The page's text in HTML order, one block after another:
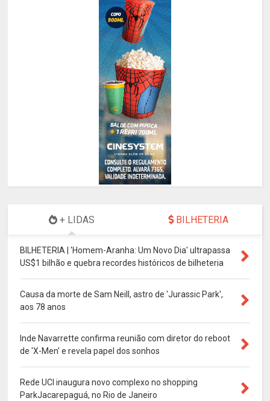
+ LIDAS BILHETERIA
BILHETERIA | 'Homem-Aranha: Um Novo Dia' ultrapassa
US$1 bilhão e quebra recordes históricos de bilheteria
Causa da morte de Sam Neill, astro de 'Jurassic Park',
aos 78 anos
Inde Navarrette confirma reunião com diretor do reboot
de 'X-Men' e revela papel dos sonhos
Rede UCI inaugura novo complexo no shopping
ParkJacarepaguá, no Rio de Janeiro